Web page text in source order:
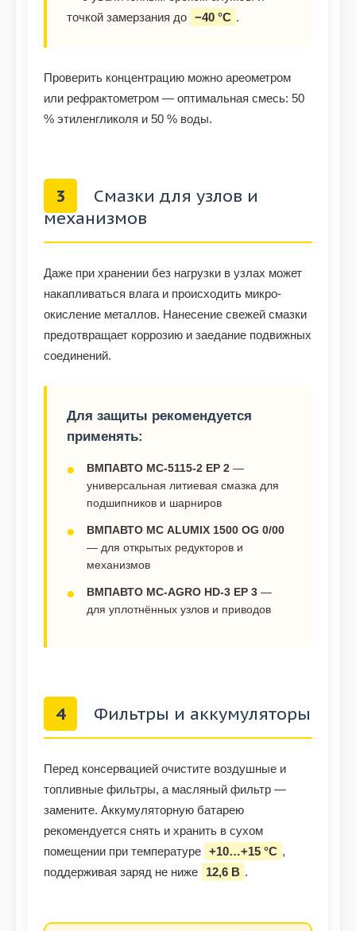
точкой замерзания до −40 °C .
Проверить концентрацию можно ареометром
или рефрактометром — оптимальная смесь: 50
% этиленгликоля и 50 % воды.
3
Смазки для узлов и
механизмов
Даже при хранении без нагрузки в узлах может
накапливаться влага и происходить микро-
окисление металлов. Нанесение свежей смазки
предотвращает коррозию и заедание подвижных
соединений.
Для защиты рекомендуется
применять:
ВМПАВТО МС-5115-2 EP 2 —
универсальная литиевая смазка для
подшипников и шарниров
ВМПАВТО МС ALUMIX 1500 OG 0/00
— для открытых редукторов и
механизмов
ВМПАВТО МС-AGRO HD-3 EP 3 —
для уплотнённых узлов и приводов
4 Фильтры и аккумуляторы
Перед консервацией очистите воздушные и
топливные фильтры, а масляный фильтр —
замените. Аккумуляторную батарею
рекомендуется снять и хранить в сухом
помещении при температуре +10…+15 °C ,
поддерживая заряд не ниже
12,6 В .